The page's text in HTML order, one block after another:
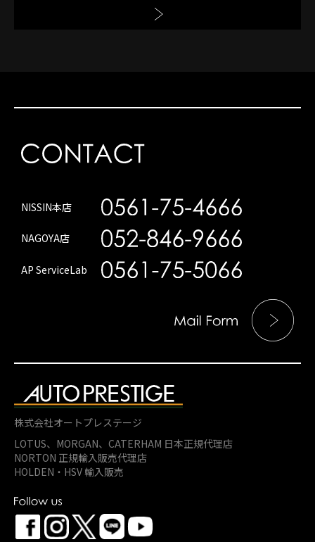
NISSIN本店
NAGOYA店
AP ServiceLab
株式会社オートプレステージ
LOTUS、MORGAN、 CATERHAM 日本正規代理店
NORTON 正規輸入販売代理店
HOLDEN・HSV 輸入販売